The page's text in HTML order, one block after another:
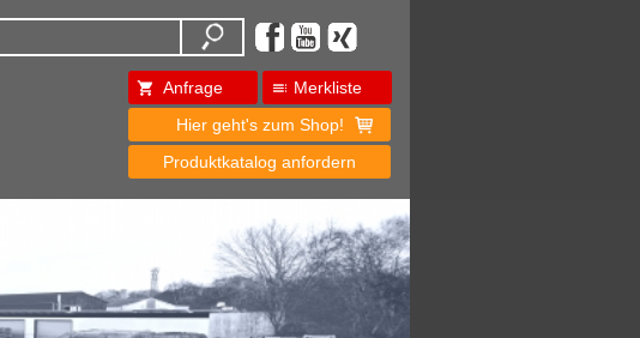
Anfrage
Merkliste
Hier geht's zum Shop!
Produktkatalog anfordern